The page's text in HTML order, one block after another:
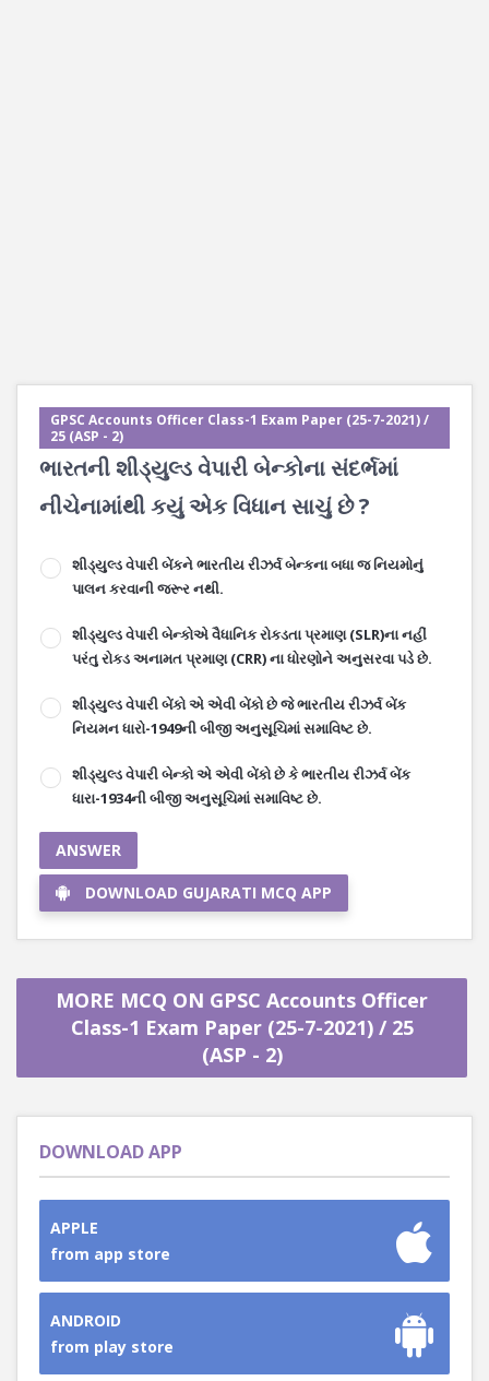
GPSC Accounts Officer Class-1 Exam Paper (25-7-2021) /
25 (ASP - 2)
ભારતની શીડ્યુલ્ડ વેપારી બેન્કોના સંદર્ભમાં
નીચેનામાંથી કયું એક વિધાન સાચું છે ?
શીડ્યુલ્ડ વેપારી બેંકને ભારતીય રીઝર્વ બેન્કના બધા જ નિયમોનું
પાલન કરવાની જરૂર નથી.
શીડ્યુલ્ડ વેપારી બેન્કોએ વૈધાનિક રોકડતા પ્રમાણ (SLR)ના નહીં
પરંતુ રોકડ અનામત પ્રમાણ (CRR) ના ધોરણોને અનુસરવા પડે છે.
શીડ્યુલ્ડ વેપારી બેંકો એ એવી બેંકો છે જે ભારતીય રીઝર્વ બેંક
નિયમન ધારો-1949ની બીજી અનુસૂચિમાં સમાવિષ્ટ છે.
શીડ્યુલ્ડ વેપારી બેન્કો એ એવી બેંકો છે કે ભારતીય રીઝર્વ બેંક
ધારા-1934ની બીજી અનુસૂચિમાં સમાવિષ્ટ છે.
ANSWER
DOWNLOAD GUJARATI MCQ APP
MORE MCQ ON GPSC Accounts Officer
Class-1 Exam Paper (25-7-2021) / 25
(ASP - 2)
DOWNLOAD APP
APPLE
from app store
ANDROID
from play store